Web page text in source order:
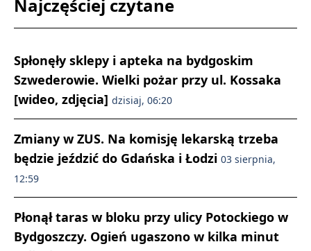
Najczęściej czytane
Spłonęły sklepy i apteka na bydgoskim
Szwederowie. Wielki pożar przy ul. Kossaka
[wideo, zdjęcia] dzisiaj, 06:20
Zmiany w ZUS. Na komisję lekarską trzeba
będzie jeździć do Gdańska i Łodzi 03 sierpnia,
12:59
Płonął taras w bloku przy ulicy Potockiego w
Bydgoszczy. Ogień ugaszono w kilka minut